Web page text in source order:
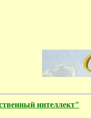
интеллект"